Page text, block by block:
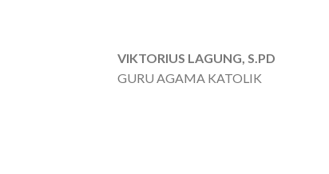
VIKTORIUS LAGUNG, S.PD
GURU AGAMA KATOLIK